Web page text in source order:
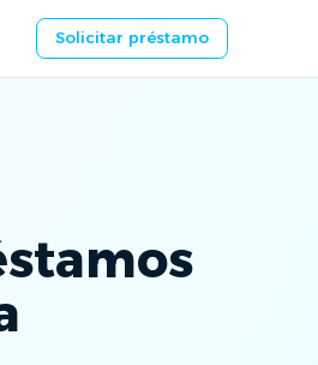
Solicitar préstamo